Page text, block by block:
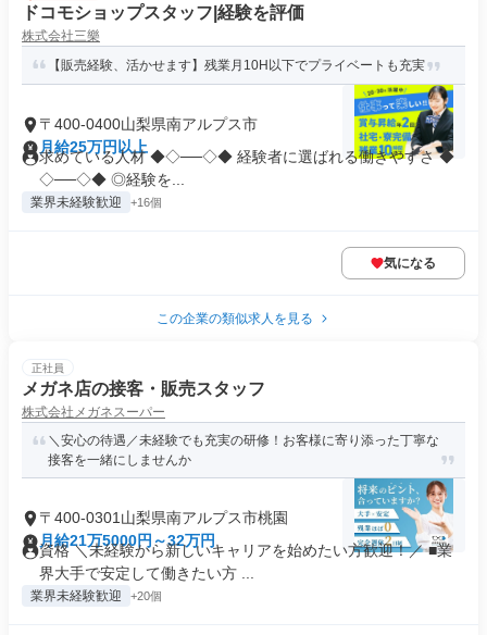
ドコモショップスタッフ|経験を評価
株式会社三樂
【販売経験、活かせます】残業月10H以下でプライベートも充実
〒400-0400山梨県南アルプス市
月給25万円以上
求めている人材 ◆◇──◇◆ 経験者に選ばれる働きやすさ ◆
◇──◇◆ ◎経験を...
業界未経験歓迎 +16個
気になる
この企業の類似求人を見る
正社員
メガネ店の接客・販売スタッフ
株式会社メガネスーパー
＼安心の待遇／未経験でも充実の研修！お客様に寄り添った丁寧な
接客を一緒にしませんか
〒400-0301山梨県南アルプス市桃園
月給21万5000円～32万円
資格 ＼未経験から新しいキャリアを始めたい方歓迎！／ ■業
界大手で安定して働きたい方 ...
業界未経験歓迎 +20個